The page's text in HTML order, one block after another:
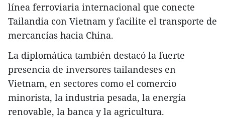
línea ferroviaria internacional que conecte
Tailandia con Vietnam y facilite el transporte de
mercancías hacia China.
La diplomática también destacó la fuerte
presencia de inversores tailandeses en
Vietnam, en sectores como el comercio
minorista, la industria pesada, la energía
renovable, la banca y la agricultura.